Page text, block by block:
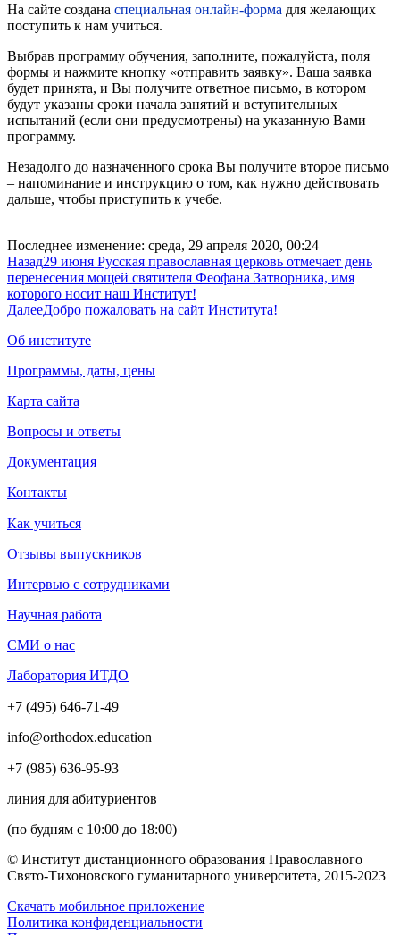
На сайте создана специальная онлайн-форма для желающих
поступить к нам учиться.
Выбрав программу обучения, заполните, пожалуйста, поля
формы и нажмите кнопку «отправить заявку». Ваша заявка
будет принята, и Вы получите ответное письмо, в котором
будут указаны сроки начала занятий и вступительных
испытаний (если они предусмотрены) на указанную Вами
программу.
Незадолго до назначенного срока Вы получите второе письмо
– напоминание и инструкцию о том, как нужно действовать
дальше, чтобы приступить к учебе.
Последнее изменение: среда, 29 апреля 2020, 00:24
Назад29 июня Русская православная церковь отмечает день
перенесения мощей святителя Феофана Затворника, имя
которого носит наш Институт!
ДалееДобро пожаловать на сайт Института!
Об институте
Программы, даты, цены
Карта сайта
Вопросы и ответы
Документация
Контакты
Как учиться
Отзывы выпускников
Интервью с сотрудниками
Научная работа
СМИ о нас
Лаборатория ИТДО
+7 (495) 646-71-49
info@orthodox.education
+7 (985) 636-95-93
линия для абитуриентов
(по будням с 10:00 до 18:00)
© Институт дистанционного образования Православного
Свято-Тихоновского гуманитарного университета, 2015-2023
Скачать мобильное приложение
Политика конфиденциальности